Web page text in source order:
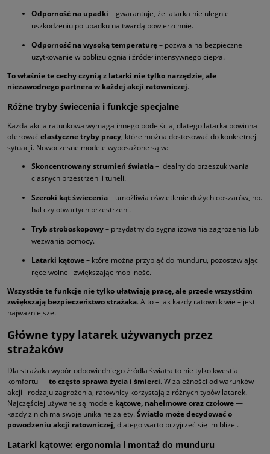
Odporność na upadki – gwarantuje, że latarka nie ulegnie
uszkodzeniu po upadku na twardą powierzchnię.
Odporność na wysoką temperaturę– pozwala na bezpieczne
użytkowanie w pobliżu ognia i źródeł intensywnego ciepła.
To właśnie te cechy czynią z latarki nie tylko narzędzie, ale
niezawodnego partnera w każdej akcji ratowniczej.
Różne tryby świecenia i funkcje specjalne
Każda akcja ratunkowa wymaga innego podejścia, dlatego latarka powinna
oferować elastyczne tryby pracy, które można dostosować do konkretnej
sytuacji. Nowoczesne modele wyposażone są w:
Skoncentrowany strumień światła– idealny do przeszukiwania
ciasnych przestrzeni i tuneli.
Szeroki kąt świecenia– umożliwia oświetlenie dużych obszarów, np.
hal czy otwartych przestrzeni.
Tryb stroboskopowy– przydatny do sygnalizowania zagrożenia lub
wezwania pomocy.
Latarki kątowe– które można przypiąć do munduru, pozostawiając
ręce wolne i zwiększając mobilność.
Wszystkie te funkcje nie tylko ułatwiają pracę, ale przede wszystkim
zwiększają bezpieczeństwo strażaka. A to – jak każdy ratownik wie – jest
najważniejsze.
Główne typy latarek używanych przez
strażaków
Dla strażaka wybór odpowiedniego źródła światła to nie tylko kwestia
komfortu —to często sprawa życia i śmierci. W zależności od warunków
akcji i rodzaju zagrożenia, ratownicy korzystają z różnych typów latarek.
Najczęściej używane są modele kątowe, nahełmowe oraz czołowe—
każdy z nich ma swoje unikalne zalety. Światło może decydować o
powodzeniu akcji ratowniczej, dlatego warto przyjrzeć się im bliżej.
Latarki kątowe: ergonomia i montaż do munduru